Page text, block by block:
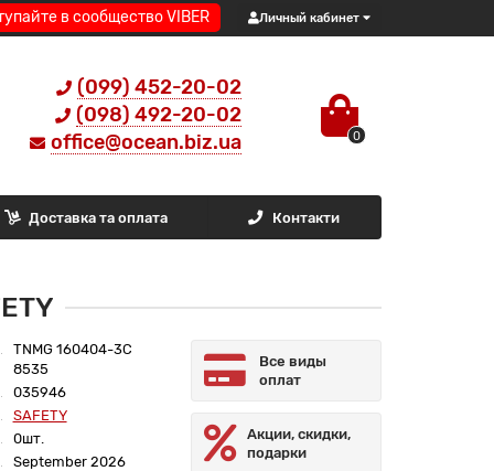
в сообщество VIBER Личный кабинет
(099) 452-20-02
(098) 492-20-02
office@ocean.biz.ua
0
Доставка та оплата Контакти
TNMG 160404-3C
8535
035946
SAFETY
0шт.
September 2026
Все виды
оплат
Акции, скидки,
подарки